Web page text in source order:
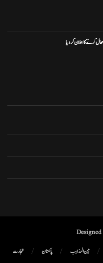
کرنے کا اعلان کر دیا
بین المذاہب پاکستان تجارت